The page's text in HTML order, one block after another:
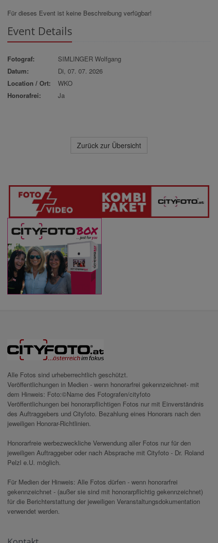
Für dieses Event ist keine Beschreibung verfügbar!
Event Details
Fotograf:
SIMLINGER Wolfgang
Datum:
Di, 07. 07. 2026
Location / Ort:
WKO
Honorafrei:
Ja
Zurück zur Übersicht
Alle Fotos sind urheberrechtlich geschützt.
Veröffentlichungen in Medien - wenn honorarfrei gekennzeichnet- mit
dem Hinweis: Foto:©Name des Fotografen/cityfoto
Veröffentlichungen bei honorarpflichtigen Fotos nur mit Einverständnis
des Auftraggebers und Cityfoto. Bezahlung eines Honorars nach den
jeweiligen Honorar-Richtlinien.
Honorarfreie werbezweckliche Verwendung aller Fotos nur für den
jeweiligen Auftraggeber oder nach Absprache mit Cityfoto - Dr. Roland
Pelzl e.U. möglich.
Für Medien der Hinweis: Alle Fotos dürfen - wenn honorarfrei
gekennzeichnet - (außer sie sind mit honorarpflichtig gekennzeichnet)
für die Berichterstattung der jeweiligen Veranstaltungsdokumentation
verwendet werden.